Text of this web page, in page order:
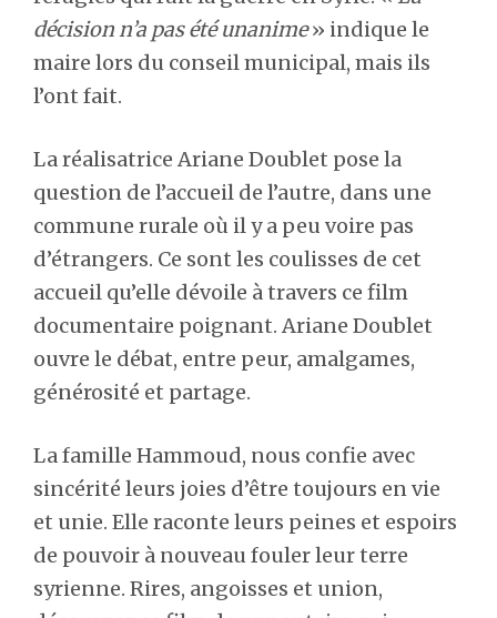
décision n’a pas été unanime» indique le
maire lors du conseil municipal, mais ils
l’ont fait.
La réalisatrice Ariane Doublet pose la
question de l’accueil de l’autre, dans une
commune rurale où il y a peu voire pas
d’étrangers. Ce sont les coulisses de cet
accueil qu’elle dévoile à travers ce film
documentaire poignant. Ariane Doublet
ouvre le débat, entre peur, amalgames,
générosité et partage.
La famille Hammoud, nous confie avec
sincérité leurs joies d’être toujours en vie
et unie. Elle raconte leurs peines et espoirs
de pouvoir à nouveau fouler leur terre
syrienne. Rires, angoisses et union,